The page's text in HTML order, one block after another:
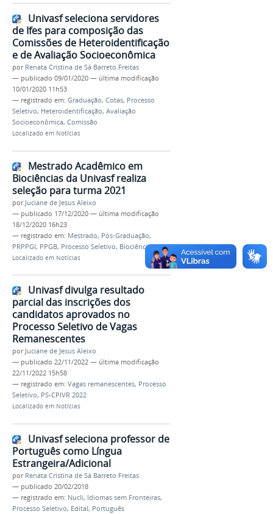
Univasf seleciona servidores
de Ifes para composição das
Comissões de Heteroidentificação
e de Avaliação Socioeconômica
por Renata Cristina de Sá Barreto Freitas
— publicado 09/01/2020 — última modificação
10/01/2020 11h53
— registrado em: Graduação, Cotas, Processo
Seletivo, Heteroidentificação, Avaliação
Socioeconômica, Comissão
Localizado em Notícias
Mestrado Acadêmico em
Biociências da Univasf realiza
seleção para turma 2021
por Juciane de Jesus Aleixo
— publicado 17/12/2020 — última modificação
18/12/2020 16h23
— registrado em: Mestrado, Pós-Graduação,
PRPPGI, PPGB, Processo Seletivo, Biociências
Localizado em Notícias
Univasf divulga resultado
parcial das inscrições dos
candidatos aprovados no
Processo Seletivo de Vagas
Remanescentes
por Juciane de Jesus Aleixo
— publicado 22/11/2022 — última modificação
22/11/2022 15h58
— registrado em: Vagas remanescentes, Processo
Seletivo, PS-CPIVR 2022
Localizado em Notícias
Univasf seleciona professor de
Português como Língua
Estrangeira/Adicional
por Renata Cristina de Sá Barreto Freitas
— publicado 20/02/2018
— registrado em: Nucli, Idiomas sem Fronteiras,
Processo Seletivo, Edital, Português